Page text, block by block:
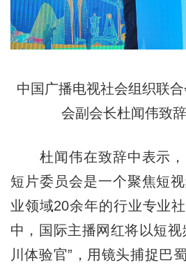
中国广播电视社会组织联
会副会长杜闻伟致
杜闻伟在致辞中表示，
短片委员会是一个聚焦短
业领域20余年的行业专业
中，国际主播网红将以短视
川体验官”，用镜头捕捉巴